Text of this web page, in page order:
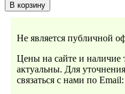
В корзину
Не является публичной
Цены на сайте и наличие
актуальны. Для
связаться с нами по